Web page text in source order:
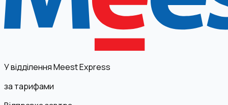
У відділення Meest Express
за тарифами